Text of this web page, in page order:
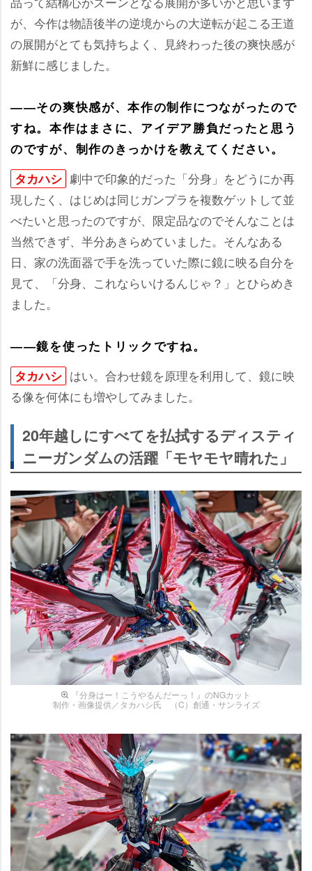
が、今作は物語後半の逆境からの大逆転が起こる王道
の展開がとても気持ちよく、見終わった後の爽快感が
新鮮に感じました。
――その爽快感が、本作の制作につながったので
すね。本作はまさに、アイデア勝負だったと思う
のですが、制作のきっかけを教えてください。
タカハシ 劇中で印象的だった「分身」をどうにか再
現したく、はじめは同じガンプラを複数ゲットして並
べたいと思ったのですが、限定品なのでそんなことは
当然できず、半分あきらめていました。そんなある
日、家の洗面器で手を洗っていた際に鏡に映る自分を
見て、「分身、これならいけるんじゃ？」とひらめき
ました。
――鏡を使ったトリックですね。
タカハシ はい。合わせ鏡を原理を利用して、鏡に映
る像を何体にも増やしてみました。
20年越しにすべてを払拭するディスティ
ニーガンダムの活躍「モヤモヤ晴れた」
『分身はー！こうやるんだーっ！』のNGカット
制作・画像提供／タカハシ氏 （C）創通・サンライズ